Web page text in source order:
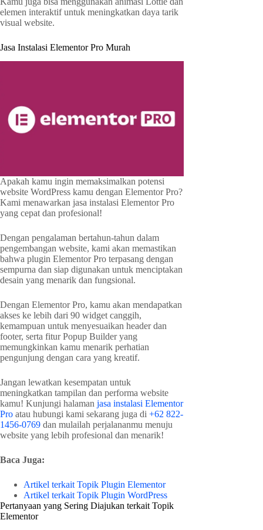
elemen interaktif untuk meningkatkan daya tarik
visual website.
Jasa Instalasi Elementor Pro Murah
Apakah kamu ingin memaksimalkan potensi
website WordPress kamu dengan Elementor Pro?
Kami menawarkan jasa instalasi Elementor Pro
yang cepat dan profesional!
Dengan pengalaman bertahun-tahun dalam
pengembangan website, kami akan memastikan
bahwa plugin Elementor Pro terpasang dengan
sempurna dan siap digunakan untuk menciptakan
desain yang menarik dan fungsional.
Dengan Elementor Pro, kamu akan mendapatkan
akses ke lebih dari 90 widget canggih,
kemampuan untuk menyesuaikan header dan
footer, serta fitur Popup Builder yang
memungkinkan kamu menarik perhatian
pengunjung dengan cara yang kreatif.
Jangan lewatkan kesempatan untuk
meningkatkan tampilan dan performa website
kamu! Kunjungi halaman jasa instalasi Elementor
Pro atau hubungi kami sekarang juga di +62 822-
1456-0769 dan mulailah perjalananmu menuju
website yang lebih profesional dan menarik!
Baca Juga:
Artikel terkait Topik Plugin Elementor
Artikel terkait Topik Plugin WordPress
Pertanyaan yang Sering Diajukan terkait Topik
Elementor